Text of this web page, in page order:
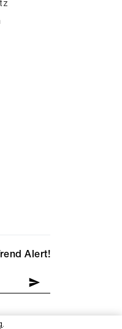
Alert!